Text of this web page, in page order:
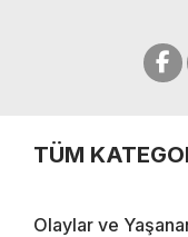
TÜM
Olaylar ve